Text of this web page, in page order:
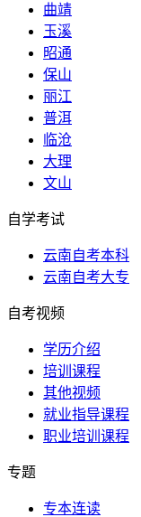
曲靖
玉溪
昭通
保山
丽江
普洱
临沧
大理
文山
自学考试
云南自考本科
云南自考大专
自考视频
学历介绍
培训课程
其他视频
就业指导课程
职业培训课程
专题
专本连读